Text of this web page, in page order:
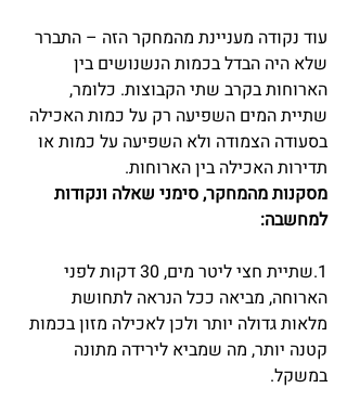
עוד נקודה מעניינת מהמחקר הזה – התברר
שלא היה הבדל בכמות הנשנושים בין
הארוחות בקרב שתי הקבוצות. כלומר,
שתיית המים השפיעה רק על כמות האכילה
בסעודה הצמודה ולא השפיעה על כמות או
תדירות האכילה בין הארוחות.
מסקנות מהמחקר, סימני שאלה ונקודות
למחשבה:
1.שתיית חצי ליטר מים, 30 דקות לפני
הארוחה, מביאה ככל הנראה לתחושת
מלאות גדולה יותר ולכן לאכילה מזון בכמות
קטנה יותר, מה שמביא לירידה מתונה
במשקל.